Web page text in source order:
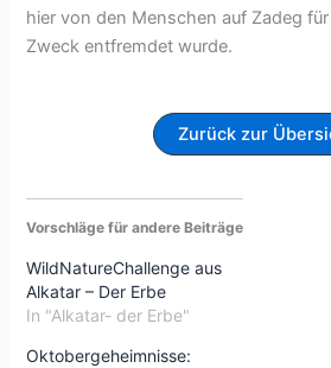
hier von den Menschen auf Zadeg
Zweck entfremdet wurde.
Zurück zur
Vorschläge für andere Beiträge
WildNatureChallenge aus
Alkatar – Der Erbe
In "Alkatar- der Erbe"
Oktobergeheimnisse: